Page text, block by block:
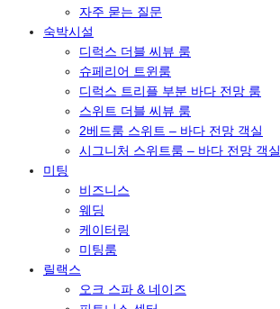
자주 묻는 질문
숙박시설
디럭스 더블 씨뷰 룸
슈페리어 트윈룸
디럭스 트리플 부분 바다 전망 룸
스위트 더블 씨뷰 룸
2베드룸 스위트 – 바다 전망 객실
시그니처 스위트룸 – 바다 전망 객실
미팅
비즈니스
웨딩
케이터링
미팅룸
릴랙스
오크 스파 & 네이즈